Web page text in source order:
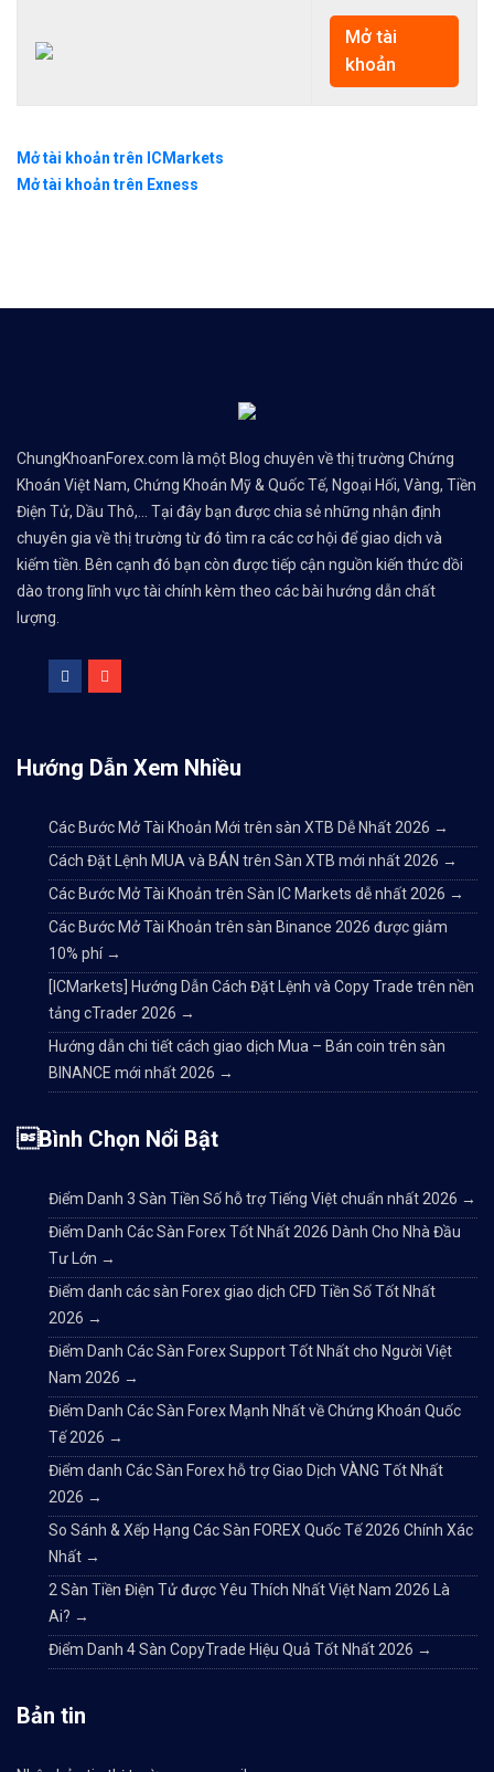
Mở tài
khoản
Mở tài khoản trên ICMarkets
Mở tài khoản trên Exness
ChungKhoanForex.com là một Blog chuyên về thị trường Chứng
Khoán Việt Nam, Chứng Khoán Mỹ & Quốc Tế, Ngoại Hối, Vàng, Tiền
Điện Tử, Dầu Thô,... Tại đây bạn được chia sẻ những nhận định
chuyên gia về thị trường từ đó tìm ra các cơ hội để giao dịch và
kiếm tiền. Bên cạnh đó bạn còn được tiếp cận nguồn kiến thức dồi
dào trong lĩnh vực tài chính kèm theo các bài hướng dẫn chất
lượng.
Hướng Dẫn Xem Nhiều
Các Bước Mở Tài Khoản Mới trên sàn XTB Dễ Nhất 2026 →
Cách Đặt Lệnh MUA và BÁN trên Sàn XTB mới nhất 2026 →
Các Bước Mở Tài Khoản trên Sàn IC Markets dễ nhất 2026 →
Các Bước Mở Tài Khoản trên sàn Binance 2026 được giảm
10% phí →
[ICMarkets] Hướng Dẫn Cách Đặt Lệnh và Copy Trade trên nền
tảng cTrader 2026 →
Hướng dẫn chi tiết cách giao dịch Mua – Bán coin trên sàn
BINANCE mới nhất 2026 →
Bình Chọn Nổi Bật
Điểm Danh 3 Sàn Tiền Số hỗ trợ Tiếng Việt chuẩn nhất 2026 →
Điểm Danh Các Sàn Forex Tốt Nhất 2026 Dành Cho Nhà Đầu
Tư Lớn →
Điểm danh các sàn Forex giao dịch CFD Tiền Số Tốt Nhất
2026 →
Điểm Danh Các Sàn Forex Support Tốt Nhất cho Người Việt
Nam 2026 →
Điểm Danh Các Sàn Forex Mạnh Nhất về Chứng Khoán Quốc
Tế 2026 →
Điểm danh Các Sàn Forex hỗ trợ Giao Dịch VÀNG Tốt Nhất
2026 →
So Sánh & Xếp Hạng Các Sàn FOREX Quốc Tế 2026 Chính Xác
Nhất →
2 Sàn Tiền Điện Tử được Yêu Thích Nhất Việt Nam 2026 Là
Ai? →
Điểm Danh 4 Sàn CopyTrade Hiệu Quả Tốt Nhất 2026 →
Bản tin